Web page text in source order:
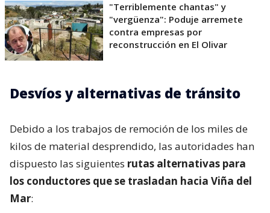
"Terriblemente chantas" y
"vergüenza": Poduje arremete
contra empresas por
reconstrucción en El Olivar
Desvíos y alternativas de tránsito
Debido a los trabajos de remoción de los miles de
kilos de material desprendido, las autoridades han
dispuesto las siguientes rutas alternativas para
los conductores que se trasladan hacia Viña del
Mar: